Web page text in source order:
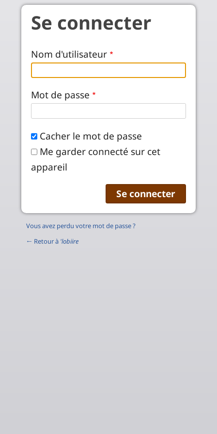
Aller au contenu principal
Se connecter
Nom d'utilisateur
Mot de passe
Cacher le mot de passe
Me garder connecté sur cet
appareil
Vous avez perdu votre mot de passe ?
← Retour à 'lobiire